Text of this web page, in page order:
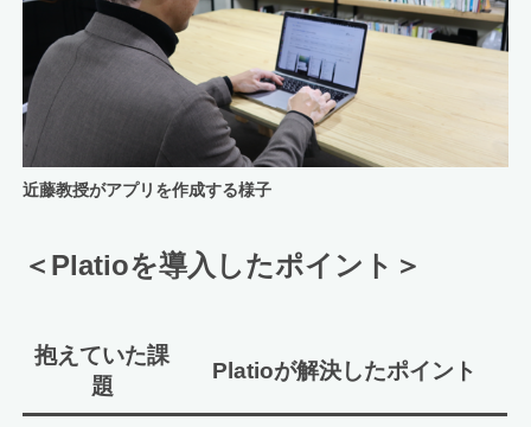
近藤教授がアプリを作成する様子
＜Platioを導入したポイント＞
抱えていた課
題
Platioが解決したポイント